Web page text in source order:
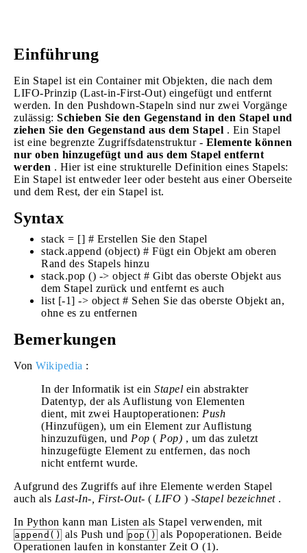
Einführung
Ein Stapel ist ein Container mit Objekten, die nach dem
LIFO-Prinzip (Last-in-First-Out) eingefügt und entfernt
werden. In den Pushdown-Stapeln sind nur zwei Vorgänge
zulässig: Schieben Sie den Gegenstand in den Stapel und
ziehen Sie den Gegenstand aus dem Stapel . Ein Stapel
ist eine begrenzte Zugriffsdatenstruktur - Elemente können
nur oben hinzugefügt und aus dem Stapel entfernt
werden . Hier ist eine strukturelle Definition eines Stapels:
Ein Stapel ist entweder leer oder besteht aus einer Oberseite
und dem Rest, der ein Stapel ist.
Syntax
stack = [] # Erstellen Sie den Stapel
stack.append (object) # Fügt ein Objekt am oberen
Rand des Stapels hinzu
stack.pop () -> object # Gibt das oberste Objekt aus
dem Stapel zurück und entfernt es auch
list [-1] -> object # Sehen Sie das oberste Objekt an,
ohne es zu entfernen
Bemerkungen
Von Wikipedia :
In der Informatik ist ein Stapel ein abstrakter
Datentyp, der als Auflistung von Elementen
dient, mit zwei Hauptoperationen: Push
(Hinzufügen), um ein Element zur Auflistung
hinzuzufügen, und Pop ( Pop) , um das zuletzt
hinzugefügte Element zu entfernen, das noch
nicht entfernt wurde.
Aufgrund des Zugriffs auf ihre Elemente werden Stapel
auch als Last-In-, First-Out- ( LIFO ) -Stapel bezeichnet.
In Python kann man Listen als Stapel verwenden, mit
append() als Push und pop() als Popoperationen. Beide
Operationen laufen in konstanter Zeit O (1).